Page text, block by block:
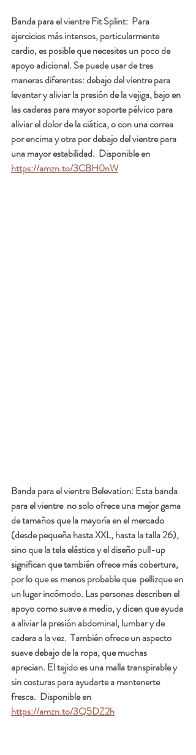
Banda para el vientre Fit Splint:
  Para
ejercicios más intensos, particularmente
cardio, es posible que necesites un poco de
apoyo adicional. Se puede usar de tres
maneras diferentes: debajo del vientre para
levantar y aliviar la presión de la vejiga, bajo en
las caderas para mayor soporte pélvico para
aliviar el dolor de la ciática, o con una correa
por encima y otra por debajo del vientre para
una mayor estabilidad.  Disponible en
https://amzn.to/3CBH0nW
Banda para el vientre Belevation: Esta banda
para el vientre  no solo ofrece una mejor gama
de tamaños que la mayoría en el mercado
(desde pequeña hasta XXL, hasta la talla 26),
sino que la tela elástica y el diseño pull-up
significan que también ofrece más cobertura,
por lo que es menos probable que  pellizque en
un lugar incómodo. Las personas describen el
apoyo como suave a medio, y dicen que ayuda
a aliviar la presión abdominal, lumbar y de
cadera a la vez.  También ofrece un aspecto
suave debajo de la ropa, que muchas
aprecian. El tejido es una malla transpirable y
sin costuras para ayudarte a mantenerte
fresca.  Disponible en
https://amzn.to/3Q5DZ2h